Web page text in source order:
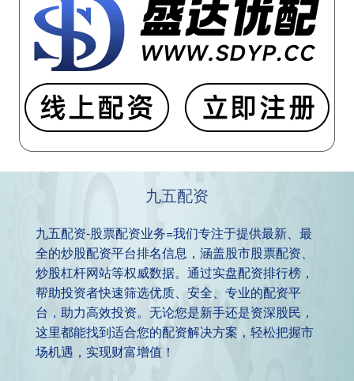
九五配资
九五配资-股票配资业务=我们专注于提供最新、最
全的炒股配资平台排名信息，涵盖股市股票配资、
炒股杠杆网站等权威数据。通过实盘配资排行榜，
帮助投资者快速筛选优质、安全、专业的配资平
台，助力高效投资。无论您是新手还是资深股民，
这里都能找到适合您的配资解决方案，轻松把握市
场机遇，实现财富增值！